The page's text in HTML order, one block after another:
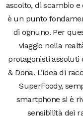
ascolto, di scambio
è un punto
di ognuno. Per
viaggio nella
protagonisti assoluti
& Dona. L’idea di
SuperFoody,
smartphone si è
sensibilità dei